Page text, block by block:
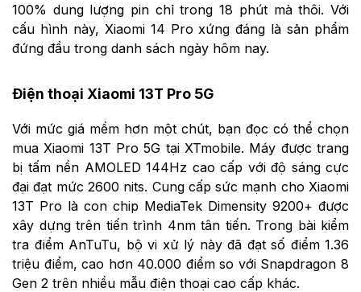
100% dung lượng pin chỉ trong 18 phút mà thôi. Với
cấu hình này, Xiaomi 14 Pro xứng đáng là sản phẩm
đứng đầu trong danh sách ngày hôm nay.
Điện thoại Xiaomi 13T Pro 5G
Với mức giá mềm hơn một chút, bạn đọc có thể chọn
mua Xiaomi 13T Pro 5G tại XTmobile. Máy được trang
bị tấm nền AMOLED 144Hz cao cấp với độ sáng cực
đại đạt mức 2600 nits. Cung cấp sức mạnh cho Xiaomi
13T Pro là con chip MediaTek Dimensity 9200+ được
xây dựng trên tiến trình 4nm tân tiến. Trong bài kiểm
tra điểm AnTuTu, bộ vi xử lý này đã đạt số điểm 1.36
triệu điểm, cao hơn 40.000 điểm so với Snapdragon 8
Gen 2 trên nhiều mẫu điện thoại cao cấp khác.